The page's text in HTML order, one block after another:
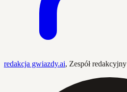
redakcja gwiazdy.ai, Zespół redakcyjny